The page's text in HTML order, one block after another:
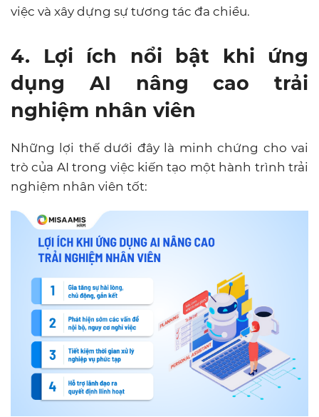
việc và xây dựng sự tương tác đa chiều.
4. Lợi ích nổi bật khi ứng
dụng AI nâng cao trải
nghiệm nhân viên
Những lợi thế dưới đây là minh chứng cho vai
trò của AI trong việc kiến tạo một hành trình trải
nghiệm nhân viên tốt: